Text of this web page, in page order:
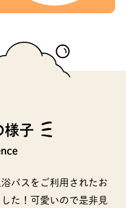
様子
バスをご利用されたお
た！可愛いので是非見